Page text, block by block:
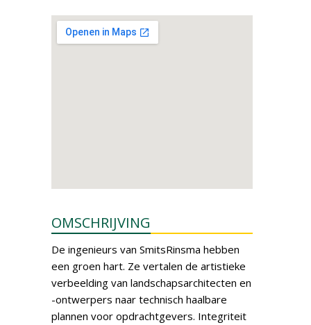
OMSCHRIJVING
De ingenieurs van SmitsRinsma hebben
een groen hart. Ze vertalen de artistieke
verbeelding van landschapsarchitecten en
-ontwerpers naar technisch haalbare
plannen voor opdrachtgevers. Integriteit